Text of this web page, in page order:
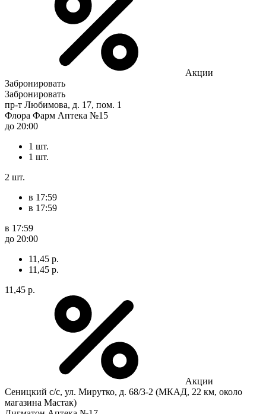
Акции
Забронировать
Забронировать
пр-т Любимова, д. 17, пом. 1
Флора Фарм Аптека №15
до 20:00
1 шт.
1 шт.
2 шт.
в 17:59
в 17:59
в 17:59
до 20:00
11,45 р.
11,45 р.
11,45 р.
Акции
Сеницкий с/с, ул. Мирутко, д. 68/3-2 (МКАД, 22 км, около
магазина Мастак)